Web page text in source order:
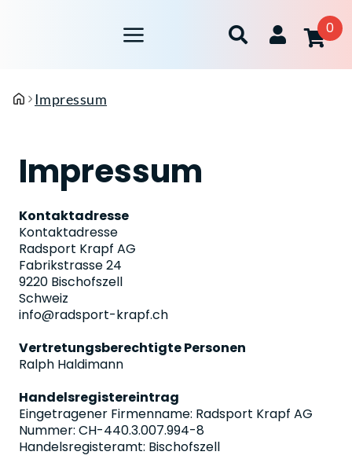
0
Impressum
Impressum
Kontaktadresse
Kontaktadresse
Radsport Krapf AG
Fabrikstrasse 24
9220 Bischofszell
Schweiz
info@radsport-krapf.ch
Vertretungsberechtigte Personen
Ralph Haldimann
Handelsregistereintrag
Eingetragener Firmenname: Radsport Krapf AG
Nummer: CH-440.3.007.994-8
Handelsregisteramt: Bischofszell